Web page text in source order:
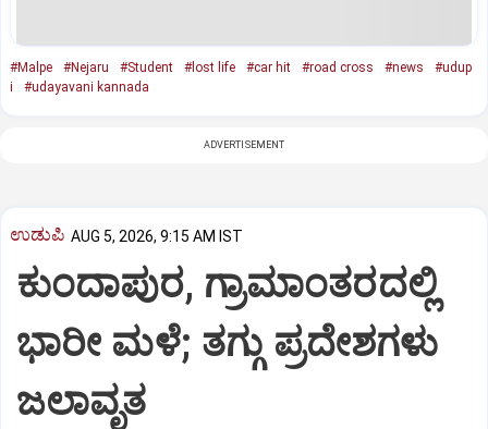
#Malpe #Nejaru #Student #lost life #car hit #road cross #news
#udup
i
#udayavani kannada
ADVERTISEMENT
ಉಡುಪಿ AUG 5, 2026, 9:15 AM IST
ಕುಂದಾಪುರ, ಗ್ರಾಮಾಂತರದಲ್ಲಿ
ಭಾರೀ ಮಳೆ; ತಗ್ಗು ಪ್ರದೇಶಗಳು
ಜಲಾವೃತ